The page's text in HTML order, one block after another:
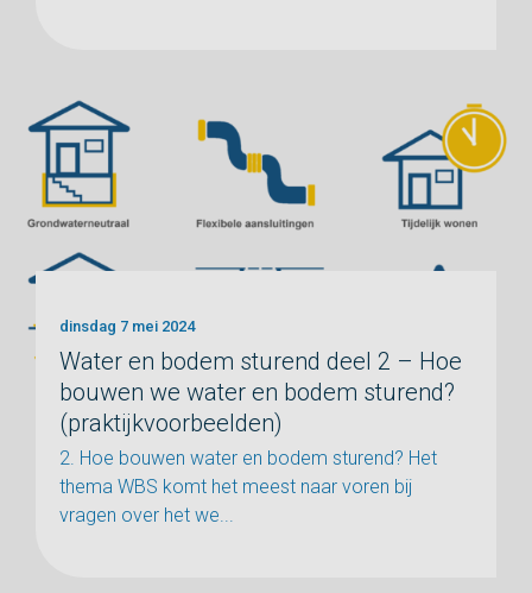
dinsdag 7 mei 2024
Water en bodem sturend deel 2 – Hoe
bouwen we water en bodem sturend?
(praktijkvoorbeelden)
2. Hoe bouwen water en bodem sturend? Het
thema WBS komt het meest naar voren bij
vragen over het we...